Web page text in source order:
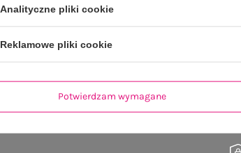
Zwroty i reklamacje
Analityczne pliki cookie
Reklamowe pliki cookie
Potwierdzam wymagane